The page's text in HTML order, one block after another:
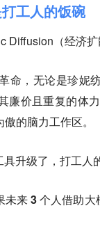
工人的饭碗
Diffusion（经济扩
命，无论是珍妮
价且重复的体力
的脑力工作区。
升级了，打工人
来 3 个人借助